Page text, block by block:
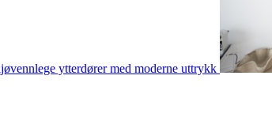
ytterdører med moderne uttrykk